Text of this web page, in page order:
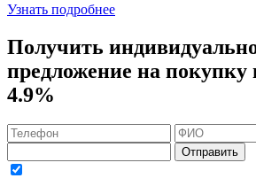
Узнать подробнее
Получить
предложение на покупку
4.9%
Отправить